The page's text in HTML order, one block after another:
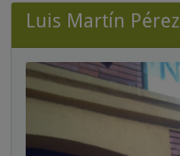
Luis Martín Pérez